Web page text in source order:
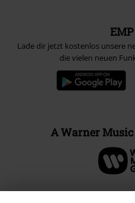
Lade dir jetzt kostenlos unsere
die vielen neuen
A Warner Music